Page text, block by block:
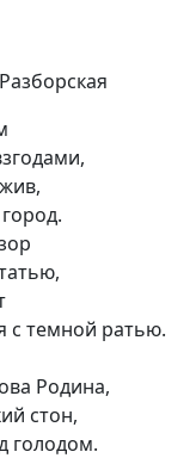
с темной ратью.
Родина,
стон,
голодом.